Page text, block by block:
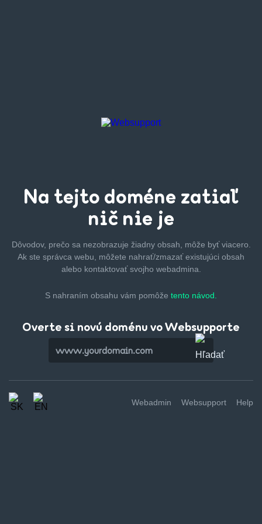
Na tejto doméne zatiaľ
nič nie je
Dôvodov, prečo sa nezobrazuje žiadny obsah, môže byťviacero.
Ak ste správca webu, môžete nahrať/zmazaťexistujúci obsah
alebo kontaktovať svojho webadmina.
S nahraním obsahu vám pomôže tento návod.
Overte si novú doménu vo Websupporte
Webadmin Websupport Help